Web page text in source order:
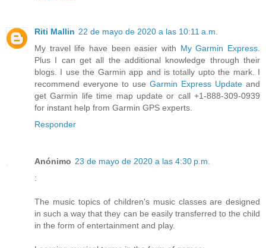
Riti Mallin 22 de mayo de 2020 a las 10:11 a.m.
My travel life have been easier with My Garmin Express
Plus I can get all the additional knowledge through their
blogs. I use the Garmin app and is totally upto the mark. I
recommend everyone to use Garmin Express Update and
get Garmin life time map update or call +1-888-309-0939
for instant help from Garmin GPS experts.
Responder
Anónimo 23 de mayo de 2020 a las 4:30 p.m.
:
The music topics of children's music classes are designed
in such a way that they can be easily transferred to the child
in the form of entertainment and play.